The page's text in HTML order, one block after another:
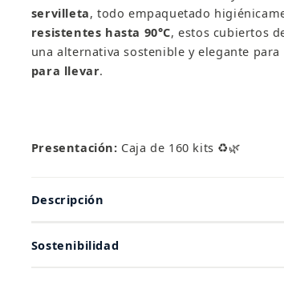
3
en
1
para
3
en
1
servilleta, todo empaquetado
resistentes hasta 90°C, estos cubiertos
una alternativa sostenible y elegante para
para llevar.
Presentación: Caja de 160 kits ♻️🌿
Descripción
Sostenibilidad